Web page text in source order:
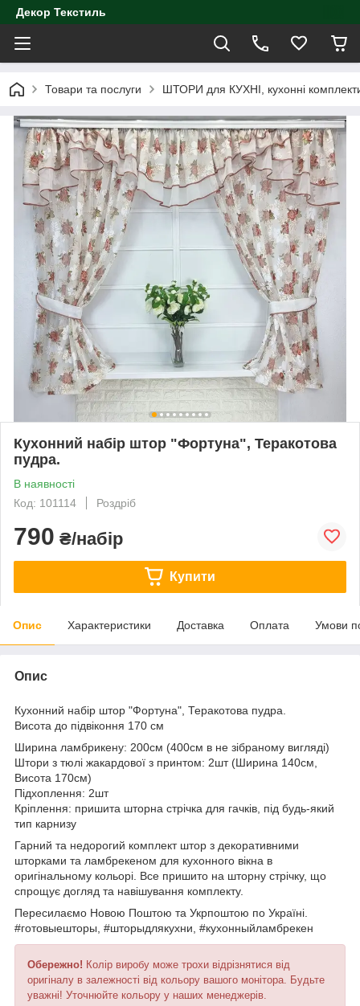
Декор Текстиль
Товари та послуги ШТОРИ для КУХНІ, кухонні
Кухонний набір штор "Фортуна", Теракотова
пудра.
В наявності
Код: 101114
Роздріб
790 ₴/набір
Купити
Опис Характеристики Доставка Оплата Умови
Опис
Кухонний набір штор "Фортуна", Теракотова пудра.
Висота до підвіконня 170 см
Ширина ламбрикену: 200см (400см в не зібраному вигляді)
Штори з тюлі жакардової з принтом: 2шт (Ширина 140см,
Висота 170см)
Підхоплення: 2шт
Кріплення: пришита шторна стрічка для гачків, під будь-який
тип карнизу
Гарний та недорогий комплект штор з декоративними
шторками та ламбрекеном для кухонного вікна в
оригінальному кольорі. Все пришито на шторну стрічку, що
спрощує догляд та навішування комплекту.
Пересилаємо Новою Поштою та Укрпоштою по Україні.
#готовыешторы, #шторыдлякухни, #кухонныйламбрекен
Обережно! Колір виробу може трохи відрізнятися від
оригіналу в залежності від кольору вашого монітора. Будьте
уважні! Уточнюйте кольору у наших менеджерів.